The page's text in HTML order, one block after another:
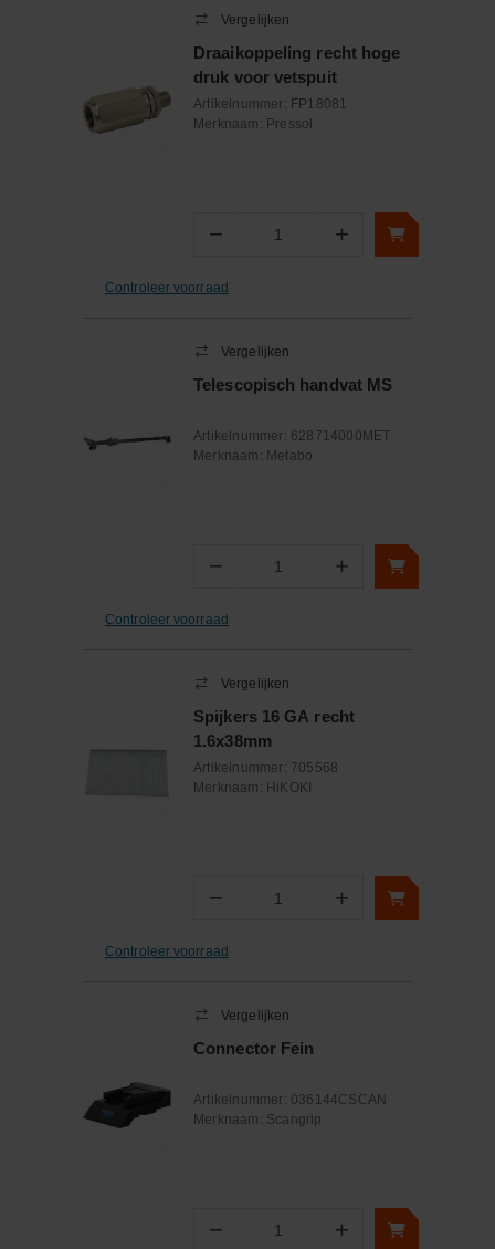
Vergelijken
Draaikoppeling recht hoge
druk voor vetspuit
Artikelnummer: FP18081
Merknaam: Pressol
− Aantal +
Controleer voorraad
Vergelijken
Telescopisch handvat MS
Artikelnummer: 628714000MET
Merknaam: Metabo
− Aantal +
Controleer voorraad
Vergelijken
Spijkers 16 GA recht
1.6x38mm
Artikelnummer: 705568
Merknaam: HiKOKI
− Aantal +
Controleer voorraad
Vergelijken
Connector Fein
Artikelnummer: 036144CSCAN
Merknaam: Scangrip
− Aantal +